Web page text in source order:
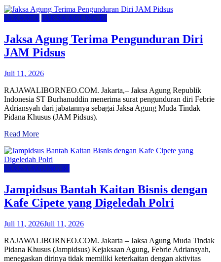
JAKARTA JAKSA AGUNG RI
Jaksa Agung Terima Pengunduran Diri
JAM Pidsus
Juli 11, 2026
RAJAWALIBORNEO.COM. Jakarta,– Jaksa Agung Republik
Indonesia ST Burhanuddin menerima surat pengunduran diri Febrie
Adriansyah dari jabatannya sebagai Jaksa Agung Muda Tindak
Pidana Khusus (JAM Pidsus).
Read More
JAKSA AGUNG RI
Jampidsus Bantah Kaitan Bisnis dengan
Kafe Cipete yang Digeledah Polri
Juli 11, 2026Juli 11, 2026
RAJAWALIBORNEO.COM. Jakarta – Jaksa Agung Muda Tindak
Pidana Khusus (Jampidsus) Kejaksaan Agung, Febrie Adriansyah,
menegaskan dirinya tidak memiliki keterkaitan dengan aktivitas